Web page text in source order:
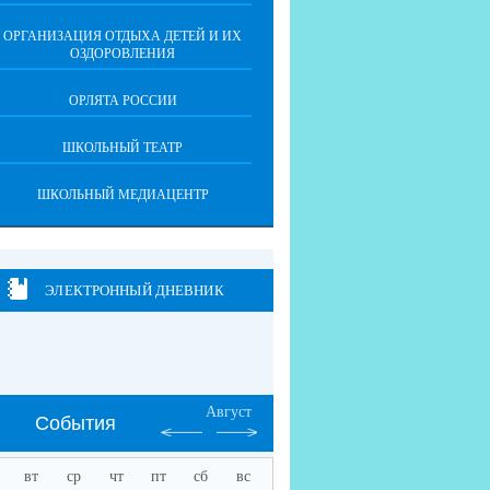
ОРГАНИЗАЦИЯ ОТДЫХА ДЕТЕЙ И ИХ
ОЗДОРОВЛЕНИЯ
ОРЛЯТА РОССИИ
ШКОЛЬНЫЙ ТЕАТР
ШКОЛЬНЫЙ МЕДИАЦЕНТР
ЭЛЕКТРОННЫЙ ДНЕВНИК
События
Август
вт ср чт пт сб вс